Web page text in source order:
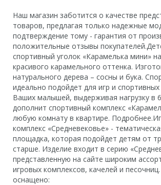
Наш магазин заботится о качестве
товаров, предлагая только надежные
подтверждение тому - гарантия от
положительные отзывы
спортивный уголок «Карамелька мини»
красивого карамельного оттенка.
натурального дерева – сосны и бука.
идеально подойдет для игр и
Ваших малышей, выдерживая нагрузку в
дополнит спортивный комплекс
любую комнату в квартире.
комплекс «Средневековье» -
площадка, которая подойдет детям от
старше. Изделие входит в серию
представленную на сайте широким
игровых комплексов, качелей и
оснащено: